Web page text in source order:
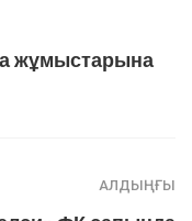
жұмыстарына
АЛДЫҢҒЫ